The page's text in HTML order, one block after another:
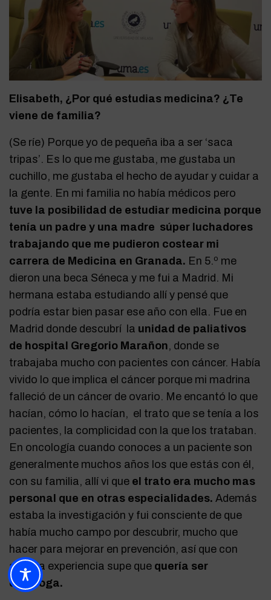
Elisabeth, ¿Por qué estudias medicina? ¿Te
viene de familia?
(Se ríe) Porque yo de pequeña iba a ser ‘saca
tripas’. Es lo que me gustaba, me gustaba un
cuchillo, me gustaba el hecho de ayudar y cuidar a
la gente. En mi familia no había médicos pero
tuve la posibilidad de estudiar medicina porque
tenía un padre y una madre súper luchadores
trabajando que me pudieron costear mi
carrera de Medicina en Granada. En 5.º me
dieron una beca Séneca y me fui a Madrid. Mi
hermana estaba estudiando allí y pensé que
podría estar bien pasar ese año con ella. Fue en
Madrid donde descubrí la unidad de paliativos
de hospital Gregorio Marañon, donde se
trabajaba mucho con pacientes con cáncer. Había
vivido lo que implica el cáncer porque mi madrina
falleció de un cáncer de ovario. Me encantó lo que
hacían, cómo lo hacían, el trato que se tenía a los
pacientes, la complicidad con la que los trataban.
En oncología cuando conoces a un paciente son
generalmente muchos años los que estás con él,
con su familia, allí vi que el trato era mucho mas
personal que en otras especialidades. Además
estaba la investigación y fui consciente de que
había mucho campo por descubrir, mucho que
hacer para mejorar en prevención, así que con
aquella experiencia supe que quería ser
oncóloga.